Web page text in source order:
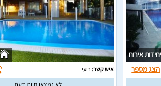
הצג מספר איש קשר: רועי